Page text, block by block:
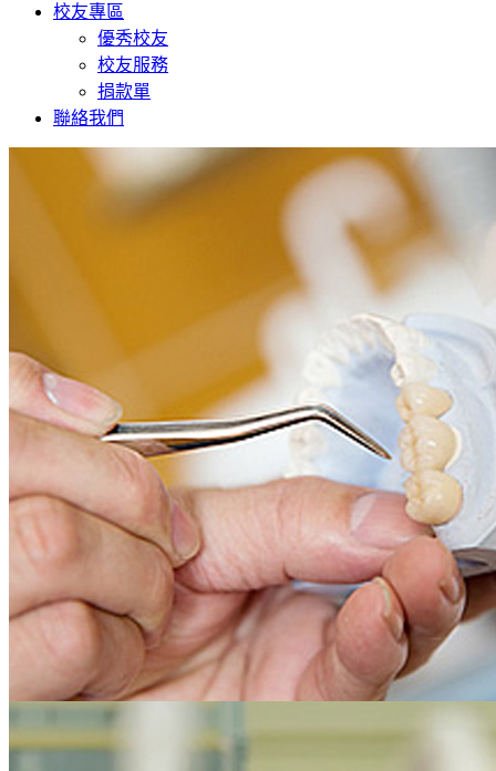
校友專區
優秀校友
校友服務
捐款單
聯絡我們